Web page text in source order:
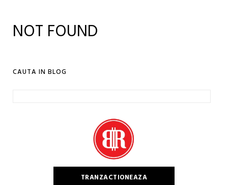
NOT FOUND
CAUTA IN BLOG
TRANZACTIONEAZA